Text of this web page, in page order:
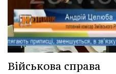
Військова справа